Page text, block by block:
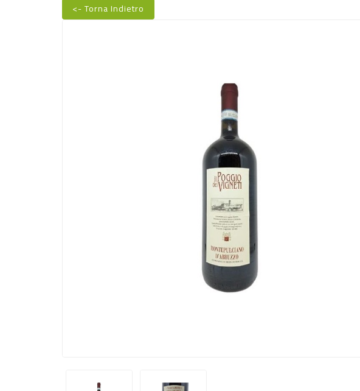
<- Torna Indietro